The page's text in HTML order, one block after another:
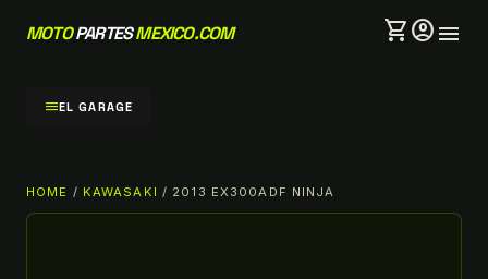
MOTOPARTESMEXICO.COM shopping_cartaccount_circlemenu
menuEL GARAGE
HOME / KAWASAKI / 2013 EX300ADF NINJA